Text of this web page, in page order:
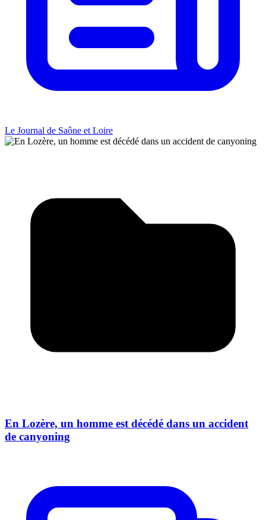
Le Journal de Saône et Loire
En Lozère, un homme est décédé dans un accident
de canyoning